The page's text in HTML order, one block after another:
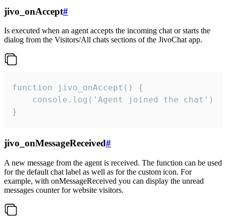
jivo_onAccept#
Is executed when an agent accepts the incoming chat or starts the
dialog from the Visitors/All chats sections of the JivoChat app.
function jivo_onAccept() {
}
jivo_onMessageReceived#
A new message from the agent is received. The function can be used
for the default chat label as well as for the custom icon. For
example, with onMessageReceived you can display the unread
messages counter for website visitors.